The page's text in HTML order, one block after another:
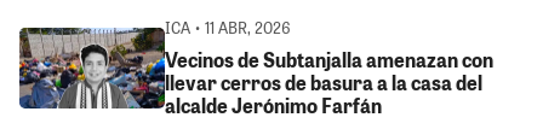
ICA • 11 ABR, 2026
Vecinos de Subtanjalla amenazan con
llevar cerros de basura a la casa del
alcalde Jerónimo Farfán